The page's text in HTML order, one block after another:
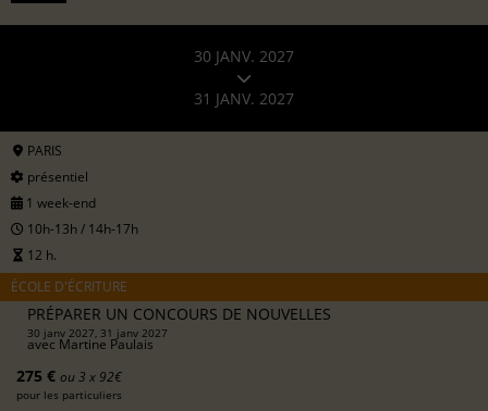
30 JANV. 2027
31 JANV. 2027
PARIS
présentiel
1 week-end
10h-13h / 14h-17h
12 h.
ÉCOLE D'ÉCRITURE
PRÉPARER UN CONCOURS DE NOUVELLES
30 janv 2027, 31 janv 2027
avec Martine Paulais
275 € ou 3 x 92€
pour les particuliers